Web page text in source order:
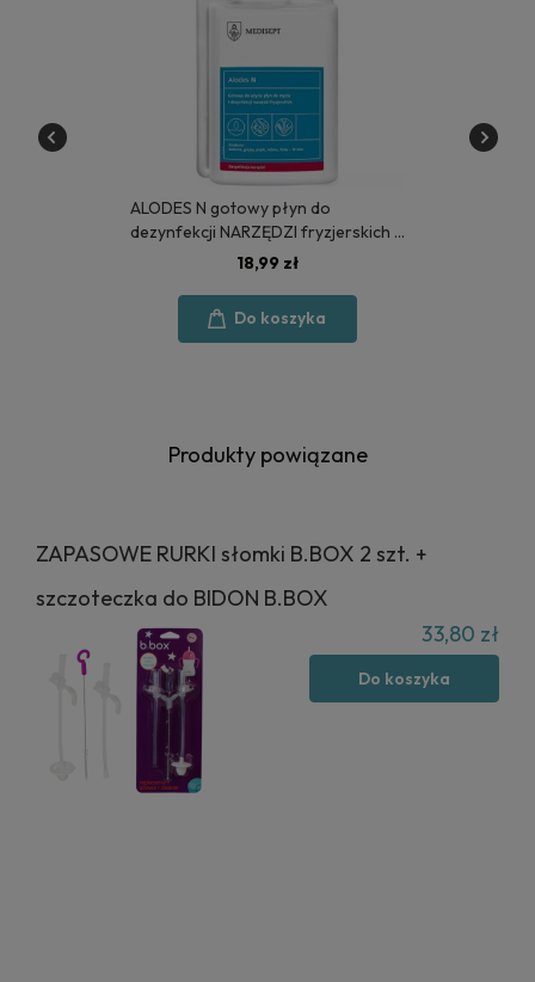
ALODES N gotowy płyn do
dezynfekcji NARZĘDZI fryzjerskich 1
litr - MEDISEPT18,99 zł
Do koszyka
Produkty powiązane
ZAPASOWE RURKI słomki B.BOX 2 szt. +
szczoteczka do BIDON B.BOX
33,80 zł
Do koszyka